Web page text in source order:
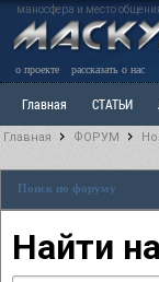
маносфера и место
о проекте рассказать о нас
Главная СТАТЬИ
РАЗДЕЛ: Разное
Главная ФОРУМ
Поиск по форуму
Найти